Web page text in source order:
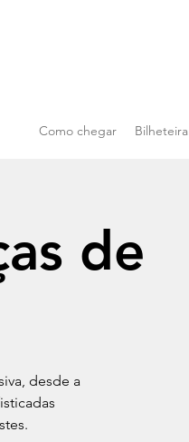
Como chegar Bilheteira
de
desde a